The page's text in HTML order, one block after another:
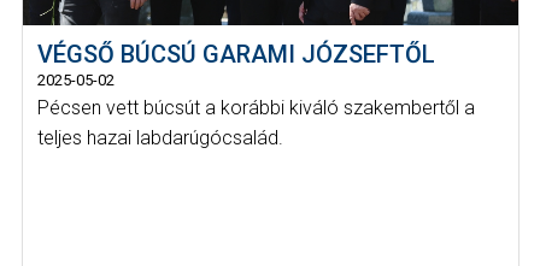
VÉGSŐ BÚCSÚ GARAMI JÓZSEFTŐL
2025-05-02
Pécsen vett búcsút a korábbi kiváló szakembertől a
teljes hazai labdarúgócsalád.